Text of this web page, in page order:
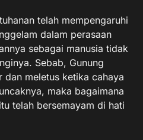
telah mempengaruhi
dalam perasaan
sebagai manusia tidak
Sebab, Gunung
dan meletus ketika cahaya
maka bagaimana
telah bersemayam di hati